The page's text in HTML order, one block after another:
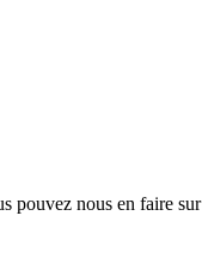
pouvez nous en faire